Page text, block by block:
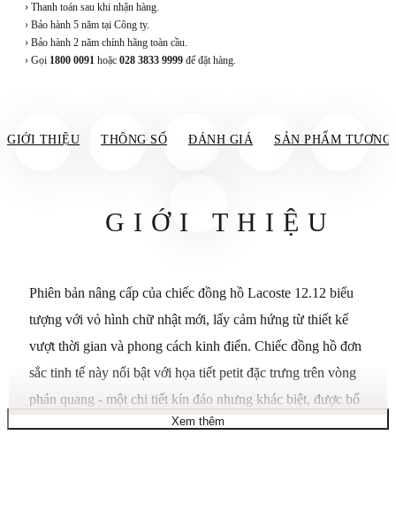
› Thanh toán sau khi nhận hàng.
› Bảo hành 5 năm tại Công ty.
› Bảo hành 2 năm chính hãng toàn cầu.
› Gọi 1800 0091 hoặc 028 3833 9999 để đặt hàng.
GIỚI THIỆU THÔNG SỐ ĐÁNH GIÁ SẢN PHẨM TƯƠNG
GIỚI THIỆU
Phiên bản nâng cấp của chiếc đồng hồ Lacoste 12.12 biểu
tượng với vỏ hình chữ nhật mới, lấy cảm hứng từ thiết kế
vượt thời gian và phong cách kinh điển. Chiếc đồng hồ đơn
sắc tinh tế này nổi bật với họa tiết petit đặc trưng trên vòng
phản quang - một chi tiết kín đáo nhưng khác biệt, được bổ
sung bởi viền bezel được đánh bóng. Dây đeo mắt xích làm
Xem thêm